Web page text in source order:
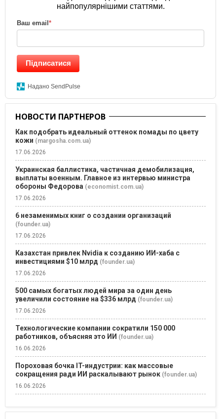
найпопулярнішими статтями.
Ваш email*
Підписатися
Надано SendPulse
НОВОСТИ ПАРТНЕРОВ
Как подобрать идеальный оттенок помады по цвету
кожи (margosha.com.ua)
17.06.2026
Украинская баллистика, частичная демобилизация,
выплаты военным. Главное из интервью министра
обороны Федорова (economist.com.ua)
17.06.2026
6 незаменимых книг о создании организаций
(founder.ua)
17.06.2026
Казахстан привлек Nvidia к созданию ИИ-хаба с
инвестициями $10 млрд (founder.ua)
17.06.2026
500 самых богатых людей мира за один день
увеличили состояние на $336 млрд (founder.ua)
17.06.2026
Технологические компании сократили 150 000
работников, объясняя это ИИ (founder.ua)
16.06.2026
Пороховая бочка IT-индустрии: как массовые
сокращения ради ИИ раскалывают рынок (founder.ua)
16.06.2026